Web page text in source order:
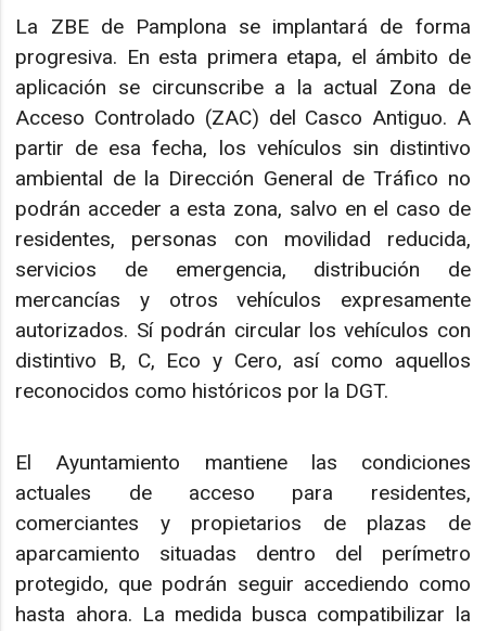
La ZBE de Pamplona se implantará de forma
progresiva. En esta primera etapa, el ámbito de
aplicación se circunscribe a la actual Zona de
Acceso Controlado (ZAC) del Casco Antiguo. A
partir de esa fecha, los vehículos sin distintivo
ambiental de la Dirección General de Tráfico no
podrán acceder a esta zona, salvo en el caso de
residentes, personas con movilidad reducida,
servicios de emergencia, distribución de
mercancías y otros vehículos expresamente
autorizados. Sí podrán circular los vehículos con
distintivo B, C, Eco y Cero, así como aquellos
reconocidos como históricos por la DGT.
El Ayuntamiento mantiene las condiciones
actuales de acceso para residentes,
comerciantes y propietarios de plazas de
aparcamiento situadas dentro del perímetro
protegido, que podrán seguir accediendo como
hasta ahora. La medida busca compatibilizar la